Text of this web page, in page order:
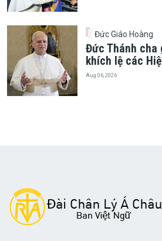
Đức Giáo Hoàng
Đức Thánh cha
khích lệ các
Aug 06, 2026